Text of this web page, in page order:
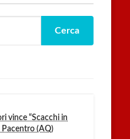
vince “Scacchi in
Pacentro (AQ)